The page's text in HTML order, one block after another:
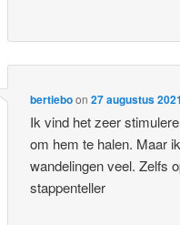
bertieboon27 augustus
Ik vind het zeer
om hem te halen. Maar
wandelingen veel. Zelfs
stappenteller